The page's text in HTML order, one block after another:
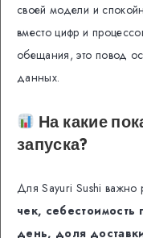
своей модели и
вместо цифр и
обещания, это повод
данных.
На какие
запуска?
Для Sayuri Sushi важно
чек, себестоимость
день, доля